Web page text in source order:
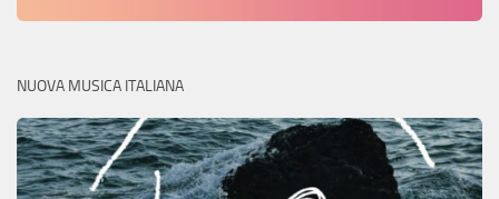
NUOVA MUSICA ITALIANA